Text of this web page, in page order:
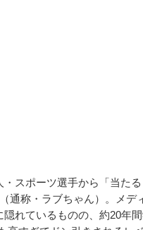
・スポーツ選手から「当た
通称・ラブちゃん）。メデ
隠れているものの、約20年